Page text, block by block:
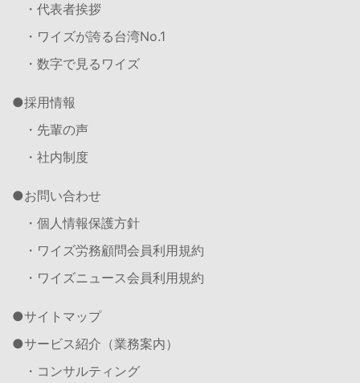
・代表者挨拶
・ワイズが誇る台湾No.1
・数字で見るワイズ
採用情報
・先輩の声
・社内制度
お問い合わせ
・個人情報保護方針
・ワイズ労務顧問会員利用規約
・ワイズニュース会員利用規約
サイトマップ
サービス紹介（業務案内）
・コンサルティング